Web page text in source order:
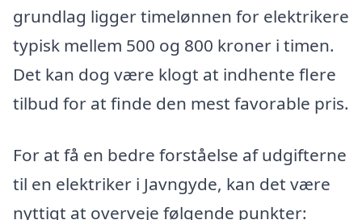
grundlag ligger timelønnen for elektrikere
typisk mellem 500 og 800 kroner i timen.
Det kan dog være klogt at indhente flere
tilbud for at finde den mest favorable pris.
For at få en bedre forståelse af udgifterne
til en elektriker i Javngyde, kan det være
nyttigt at overveje følgende punkter: